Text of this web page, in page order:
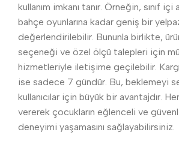
kullanım imkanı tanır. Örneğin, sınıf
bahçe oyunlarına kadar geniş bir
değerlendirilebilir. Bununla birlikte,
seçeneği ve özel ölçü talepleri için
hizmetleriyle iletişime geçilebilir.
ise sadece 7 gündür. Bu, beklemeyi
kullanıcılar için büyük bir avantajdır.
vererek çocukların eğlenceli ve
deneyimi yaşamasını sağlayabilirsiniz.